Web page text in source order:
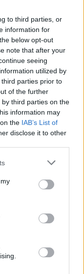
to third parties, or
information for
below opt-out
note that after your
seeing
utilized by
parties prior to
of the further
third parties on the
information may
the IAB’s List of
disclose it to other
or more Google
You may click to
third-party tags to
in below Google